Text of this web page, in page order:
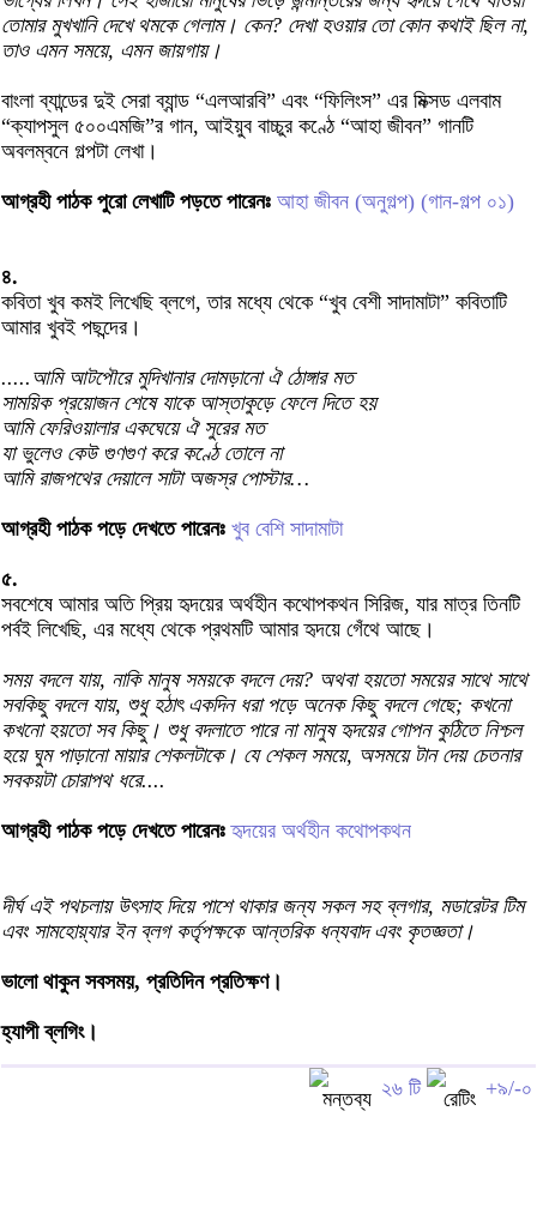
তোমার মুখখানি দেখে থমকে গেলাম। কেন? দেখা হওয়ার তো কোন কথাই ছিল না,
তাও এমন সময়ে, এমন জায়গায়।
বাংলা ব্যান্ডের দুই সেরা ব্যান্ড “এলআরবি” এবং “ফিলিংস” এর মিক্সড এলবাম
“ক্যাপসুল ৫০০এমজি”র গান, আইয়ুব বাচ্চুর কণ্ঠে “আহা জীবন” গানটি
অবলম্বনে গল্পটা লেখা।
আগ্রহী পাঠক পুরো লেখাটি পড়তে পারেনঃ আহা জীবন (অনুগল্প) (গান-গল্প ০১)
৪.
কবিতা খুব কমই লিখেছি ব্লগে, তার মধ্যে থেকে “খুব বেশী সাদামাটা” কবিতাটি
আমার খুবই পছন্দের।
.....আমি আটপৌরে মুদিখানার দোমড়ানো ঐ ঠোঙ্গার মত
সাময়িক প্রয়োজন শেষে যাকে আস্তাকুড়ে ফেলে দিতে হয়
আমি ফেরিওয়ালার একঘেয়ে ঐ সুরের মত
যা ভুলেও কেউ গুণগুণ করে কণ্ঠে তোলে না
আমি রাজপথের দেয়ালে সাটা অজস্র পোস্টার…
আগ্রহী পাঠক পড়ে দেখতে পারেনঃ খুব বেশি সাদামাটা
৫.
সবশেষে আমার অতি প্রিয় হৃদয়ের অর্থহীন কথোপকথন সিরিজ, যার মাত্র তিনটি
পর্বই লিখেছি, এর মধ্যে থেকে প্রথমটি আমার হৃদয়ে গেঁথে আছে।
সময় বদলে যায়, নাকি মানুষ সময়কে বদলে দেয়? অথবা হয়তো সময়ের সাথে সাথে
সবকিছু বদলে যায়, শুধু হঠাৎ একদিন ধরা পড়ে অনেক কিছু বদলে গেছে; কখনো
কখনো হয়তো সব কিছু। শুধু বদলাতে পারে না মানুষ হৃদয়ের গোপন কুঠিতে নিশ্চল
হয়ে ঘুম পাড়ানো মায়ার শেকলটাকে। যে শেকল সময়ে, অসময়ে টান দেয় চেতনার
সবকয়টা চোরাপথ ধরে....
আগ্রহী পাঠক পড়ে দেখতে পারেনঃ হৃদয়ের অর্থহীন কথোপকথন
দীর্ঘ এই পথচলায় উৎসাহ দিয়ে পাশে থাকার জন্য সকল সহ ব্লগার, মডারেটর টিম
এবং সামহোয়্যার ইন ব্লগ কর্তৃপক্ষকে আন্তরিক ধন্যবাদ এবং কৃতজ্ঞতা।
ভালো থাকুন সবসময়, প্রতিদিন প্রতিক্ষণ।
হ্যাপী ব্লগিং।
২৬ টি +৯/-০